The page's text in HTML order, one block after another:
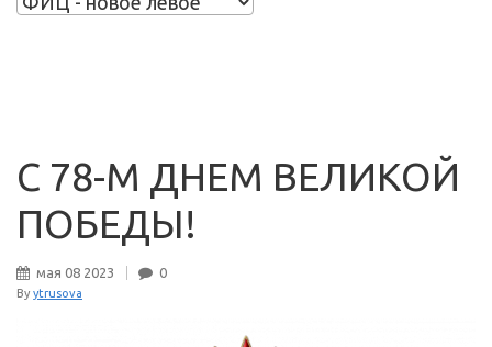
С 78-М ДНЕМ ВЕЛИКОЙ
ПОБЕДЫ!
мая 08 2023 0
By ytrusova